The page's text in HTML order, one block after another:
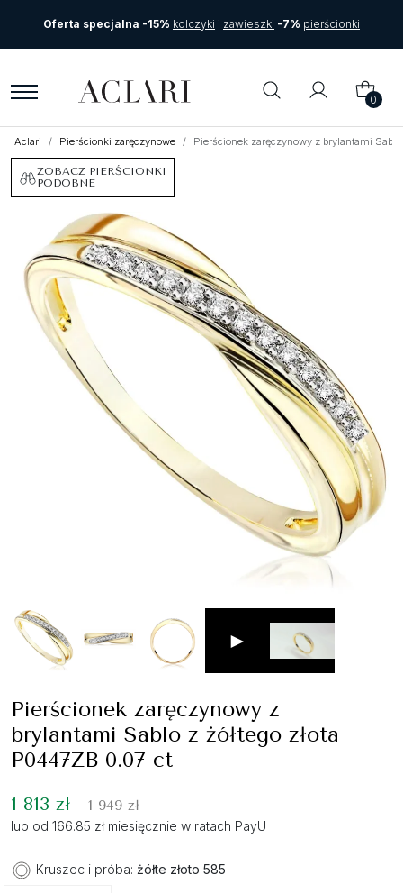
Oferta specjalna -15% kolczyki i zawieszki -7% pierścionki
0
Aclari Pierścionki zaręczynowe Pierścionek zaręczynowy z brylantami Sablo
ZOBACZ PIERŚCIONKI
PODOBNE
►
Pierścionek zaręczynowy z
brylantami Sablo z żółtego złota
P0447ZB 0.07 ct
1 813 zł 1 949 zł
lub od 166.85 zł miesięcznie w ratach PayU
Kruszec i próba: żółte złoto 585